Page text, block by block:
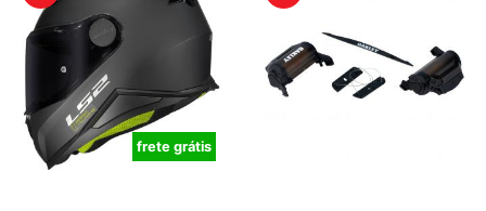
frete grátis